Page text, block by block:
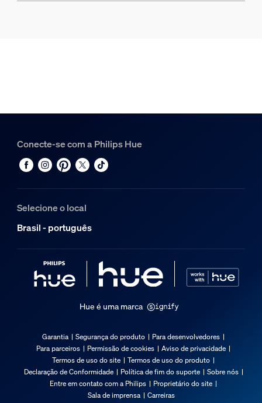
Conecte-se com a Philips Hue
Selecione o local
Brasil - português
Hue é uma marca
Garantia Segurança do produto
Para desenvolvedores
Para parceiros
Permissão de cookies
Aviso de privacidade
Termos de uso do site
Termos de uso do produto
Declaração de Conformidade
Política de fim do suporte
Sobre nós
Entre em contato com a Philips
Proprietário do site
Sala de imprensa
Carreiras